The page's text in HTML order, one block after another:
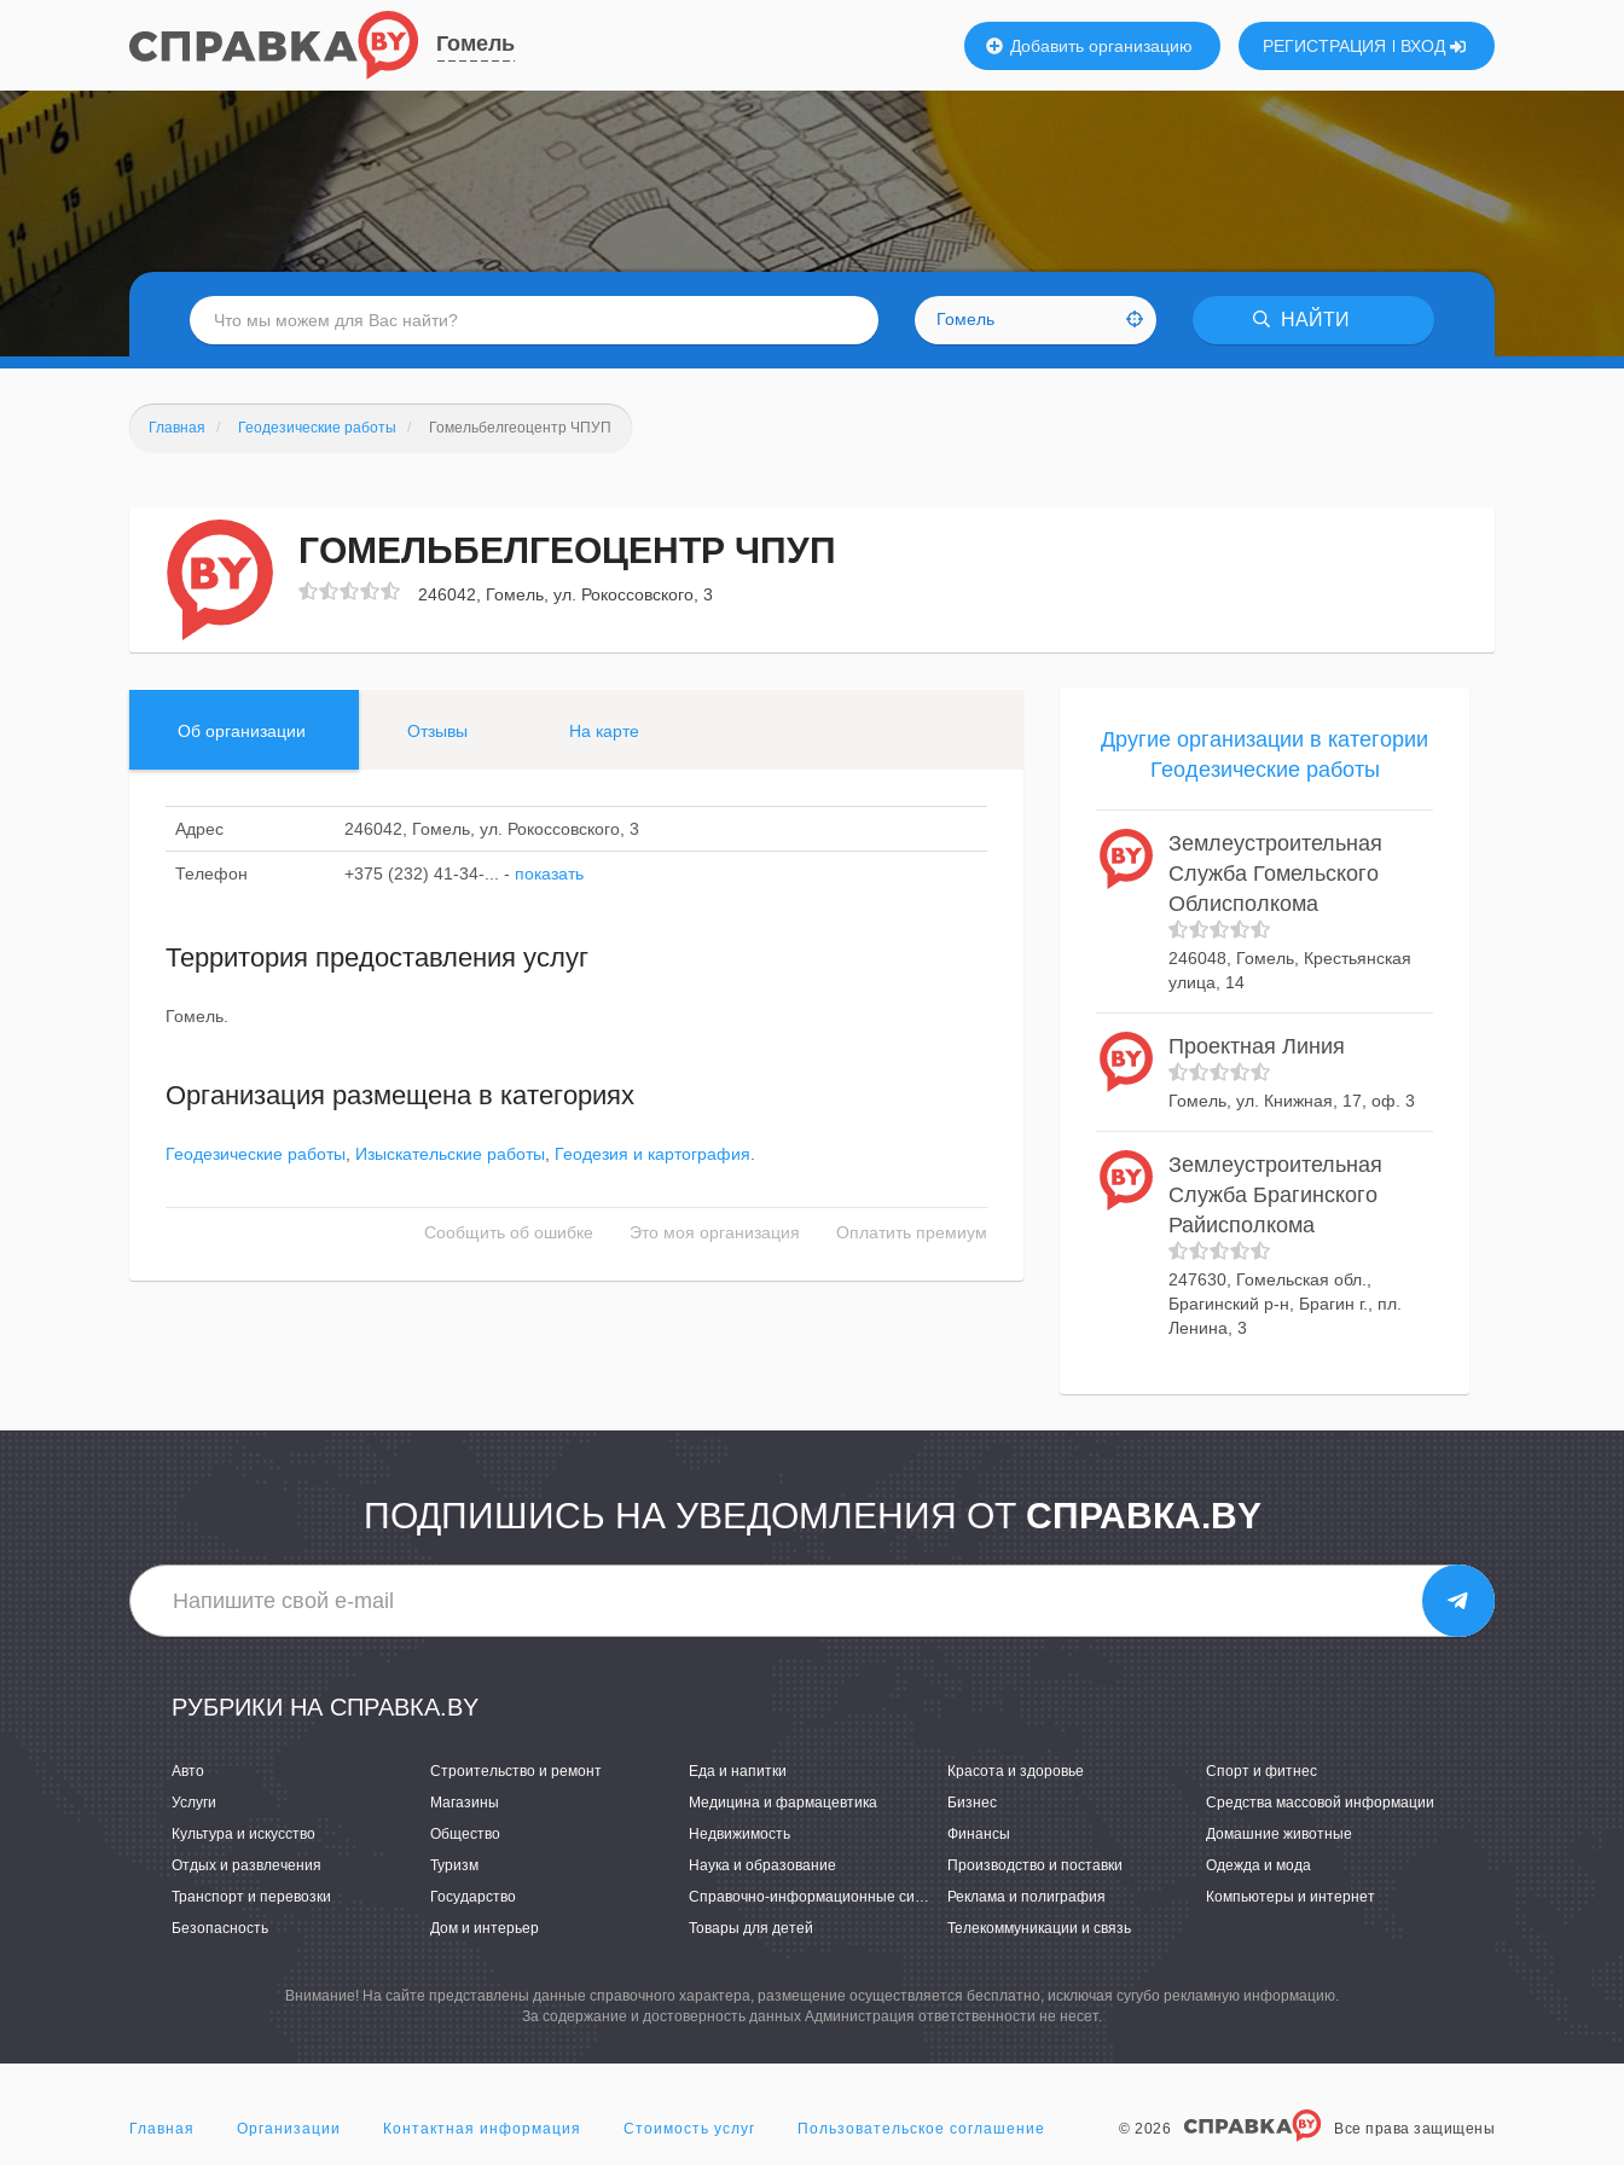
Гомель Добавить организацию РЕГИСТРАЦИЯ ВХОД
Гомель НАЙТИ
Главная Геодезические работы Гомельбелгеоцентр ЧПУП
ГОМЕЛЬБЕЛГЕОЦЕНТР ЧПУП
246042, Гомель, ул. Рокоссовского, 3
Об организации Отзывы На карте
Адрес 246042, Гомель, ул. Рокоссовского, 3
Телефон +375 (232) 41-34-... - показать
Территория предоставления услуг
Гомель.
Организация размещена в категориях
Геодезические работы Изыскательские работы Геодезия и картография
Сообщить об ошибке Это моя организация Оплатить премиум
Другие организации в категории
Геодезические работы
Землеустроительная
Служба Гомельского
Облисполкома
246048, Гомель, Крестьянская
улица, 14
Проектная Линия
Гомель, ул. Книжная, 17, оф. 3
Землеустроительная
Служба Брагинского
Райисполкома
247630, Гомельская обл.,
Брагинский р-н, Брагин г., пл.
Ленина, 3
ПОДПИШИСЬ НА УВЕДОМЛЕНИЯ ОТ СПРАВКА.BY
РУБРИКИ НА СПРАВКА.BY
Авто Строительство и ремонт Еда и напитки Красота и здоровье
Спорт и фитнес
Услуги
Магазины Медицина и фармацевтика Бизнес
Средства массовой информации
Культура и искусство
Общество Недвижимость Финансы
Домашние животные
Отдых и развлечения
Туризм Наука и образование Производство и поставки
Одежда и мода
Транспорт и перевозки
Государство Справочно-информационные системы Реклама и полиграфия
Компьютеры и интернет
Безопасность
Дом и интерьер Товары для детей Телекоммуникации и связь
Внимание! На сайте представлены данные справочного характера, размещение осуществляется бесплатно, исключая сугубо рекламную информацию.
За содержание и достоверность данных Администрация ответственности не несет.
Главная Организации Контактная информация Стоимость услуг Пользовательское соглашение © 2026 Все права защищены